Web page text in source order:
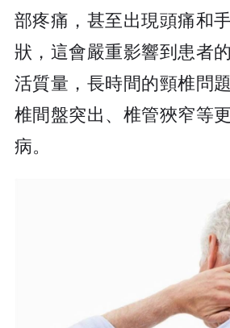
部疼痛，甚至出現頭痛和
狀，這會嚴重影響到患者
活質量，長時間的頸椎問
椎間盤突出、椎管狹窄等
病。